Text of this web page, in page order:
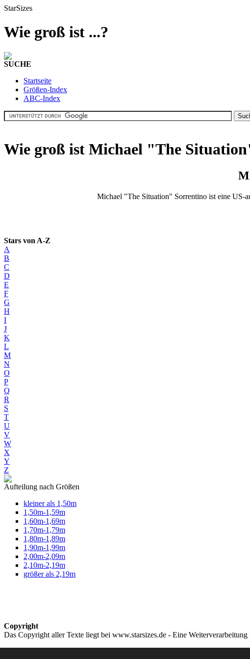
StarSizes
Wie groß ist ...?
SUCHE
Startseite
Größen-Index
ABC-Index
Wie groß ist Michael "The
Michael "The Situation" Sorrentino ist eine US-
Stars von A-Z
A
B
C
D
E
F
G
H
I
J
K
L
M
N
O
P
Q
R
S
T
U
V
W
X
Y
Z
Aufteilung nach Größen
kleiner als 1,50m
1,50m-1,59m
1,60m-1,69m
1,70m-1,79m
1,80m-1,89m
1,90m-1,99m
2,00m-2,09m
2,10m-2,19m
größer als 2,19m
Copyright
Das Copyright aller Texte liegt bei www.starsizes.de - Eine